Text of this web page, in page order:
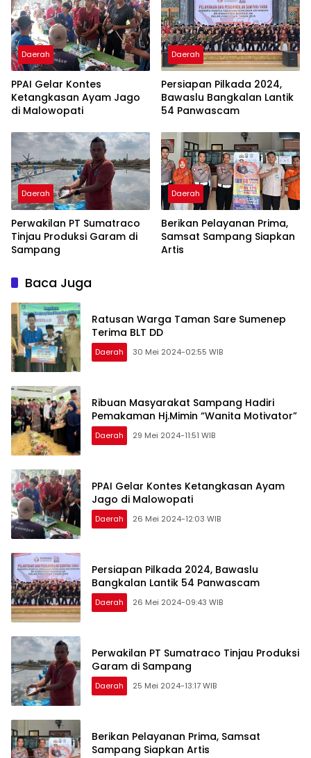
Daerah
PPAI Gelar Kontes
Ketangkasan Ayam Jago
di Malowopati
Daerah
Persiapan Pilkada 2024,
Bawaslu Bangkalan Lantik
54 Panwascam
Daerah
Perwakilan PT Sumatraco
Tinjau Produksi Garam di
Sampang
Daerah
Berikan Pelayanan Prima,
Samsat Sampang Siapkan
Artis
Baca Juga
Ratusan Warga Taman Sare Sumenep
Terima BLT DD
Daerah 30 Mei 2024-02:55 WIB
Ribuan Masyarakat Sampang Hadiri
Pemakaman Hj.Mimin “Wanita Motivator”
Daerah 29 Mei 2024-11:51 WIB
PPAI Gelar Kontes Ketangkasan Ayam
Jago di Malowopati
Daerah 26 Mei 2024-12:03 WIB
Persiapan Pilkada 2024, Bawaslu
Bangkalan Lantik 54 Panwascam
Daerah 26 Mei 2024-09:43 WIB
Perwakilan PT Sumatraco Tinjau Produksi
Garam di Sampang
Daerah 25 Mei 2024-13:17 WIB
Berikan Pelayanan Prima, Samsat
Sampang Siapkan Artis